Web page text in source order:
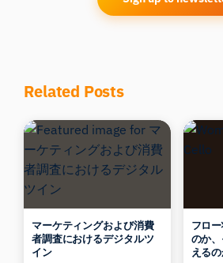
Related Posts
マーケティングおよび消費
者調査におけるデジタルツ
イン
フロ
のか
える